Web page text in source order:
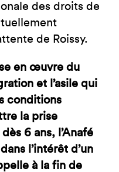
des droits de
de Roissy.
en œuvre du
et l’asile qui
conditions
la prise
6 ans, l’Anafé
l’intérêt d’un
à la fin de